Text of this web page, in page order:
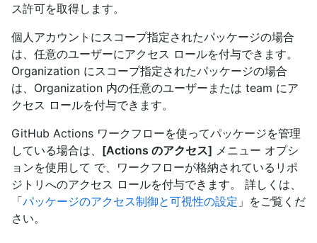
ス許可を取得します。
個人アカウントにスコープ指定されたパッケージの場合
は、任意のユーザーにアクセス ロールを付与できます。
Organization にスコープ指定されたパッケージの場合
は、Organization 内の任意のユーザーまたは team にア
クセス ロールを付与できます。
GitHub Actions ワークフローを使ってパッケージを管理
している場合は、 [Actions のアクセス] メニュー オプシ
ョンを使用して で、ワークフローが格納されているリポ
ジトリへのアクセス ロールを付与できます。 詳しくは、
「パッケージのアクセス制御と可視性の設定 」をご覧くだ
さい。